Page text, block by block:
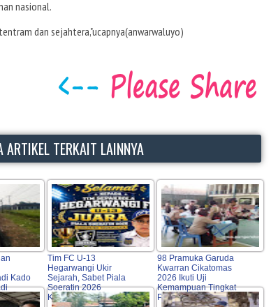
nasional.
dan sejahtera,"ucapnya(anwarwaluyo)
ARTIKEL TERKAIT LAINNYA
Kado
Tim FC U-13
Hegarwangi Ukir
Sejarah, Sabet Piala
Soeratin 2026
Kabupaten Tasikmalaya
98 Pramuka Garuda
Kwarran Cikatomas
2026 Ikuti Uji
Kemampuan Tingkat
Penggalang & Penegak